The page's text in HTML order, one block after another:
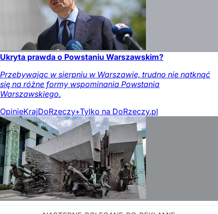
Ukryta prawda o Powstaniu Warszawskim?
Przebywając w sierpniu w Warszawie, trudno nie natknąć
się na różne formy wspominania Powstania
Warszawskiego.
OpinieKrajDoRzeczy+Tylko na DoRzeczy.pl